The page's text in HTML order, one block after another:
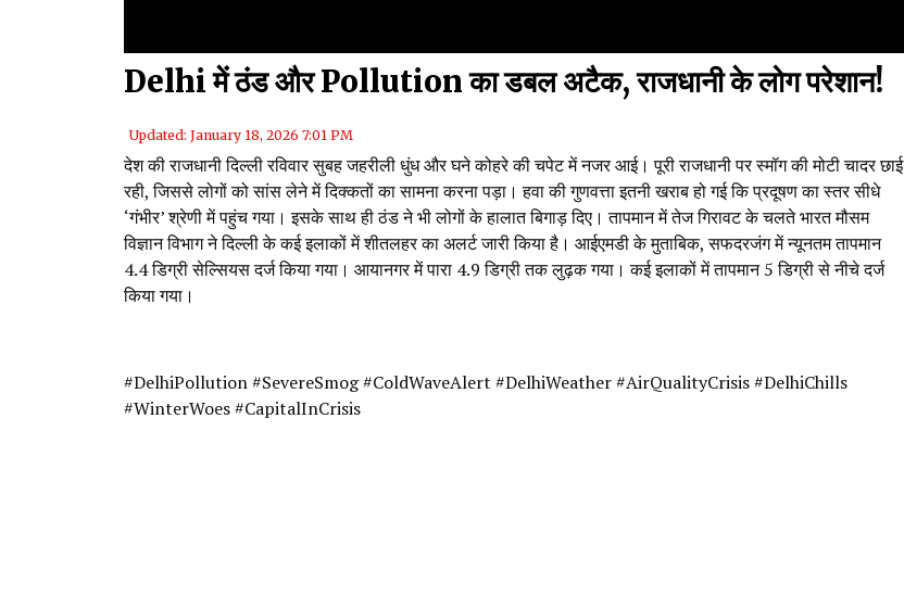
Delhi में ठंड और Pollution का डबल अटैक, राजधानी के लोग परेशान!
Updated: January 18, 2026 7:01 PM
देश की राजधानी दिल्ली रविवार सुबह जहरीली धुंध और घने कोहरे की चपेट में नजर आई। पूरी राजधानी पर स्मॉग की मोटी चादर छाई
रही, जिससे लोगों को सांस लेने में दिक्कतों का सामना करना पड़ा। हवा की गुणवत्ता इतनी खराब हो गई कि प्रदूषण का स्तर सीधे
‘गंभीर’ श्रेणी में पहुंच गया। इसके साथ ही ठंड ने भी लोगों के हालात बिगाड़ दिए। तापमान में तेज गिरावट के चलते भारत मौसम
विज्ञान विभाग ने दिल्ली के कई इलाकों में शीतलहर का अलर्ट जारी किया है। आईएमडी के मुताबिक, सफदरजंग में न्यूनतम तापमान
4.4 डिग्री सेल्सियस दर्ज किया गया। आयानगर में पारा 4.9 डिग्री तक लुढ़क गया। कई इलाकों में तापमान 5 डिग्री से नीचे दर्ज
किया गया।
#DelhiPollution #SevereSmog #ColdWaveAlert #DelhiWeather #AirQualityCrisis #DelhiChills
#WinterWoes #CapitalInCrisis